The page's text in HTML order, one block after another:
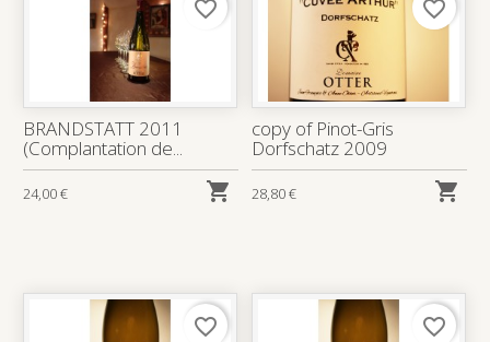
BRANDSTATT 2011
(Complantation de...
24,00 € 
favorite_border
copy of Pinot-Gris
Dorfschatz 2009
28,80 € 
favorite_border
favorite_border favorite_border